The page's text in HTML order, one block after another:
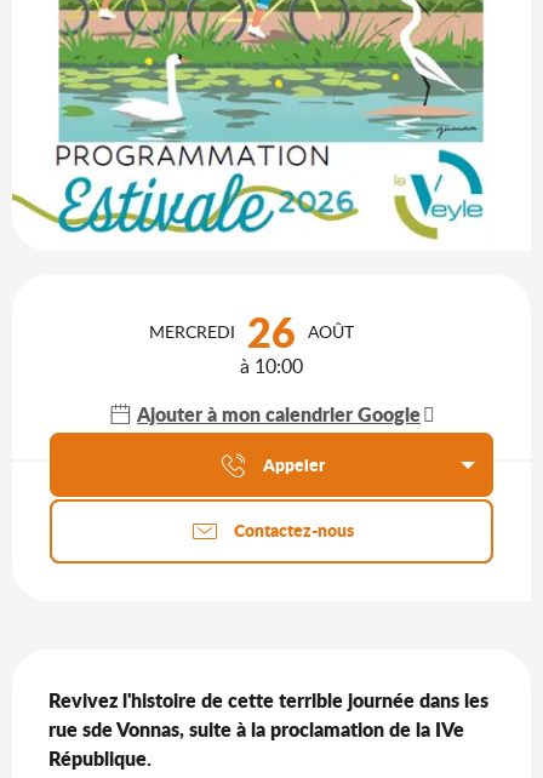
MERCREDI 26 AOÛT
à 10:00
Ajouter à mon calendrier Google
Agenda du moment
Appeler
Contactez-nous
Revivez l'histoire de cette terrible journée dans les
rue sde Vonnas, suite à la proclamation de la IVe
République.